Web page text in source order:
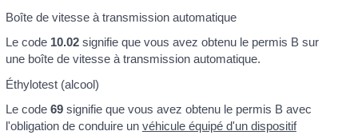
Boîte de vitesse à transmission automatique
Le code 10.02signifie que vous avez obtenu le permis B sur
une boîte de vitesse à transmission automatique.
Éthylotest (alcool)
Le code 69signifie que vous avez obtenu le permis B avec
l'obligation de conduire un véhicule équipé d'un dispositif